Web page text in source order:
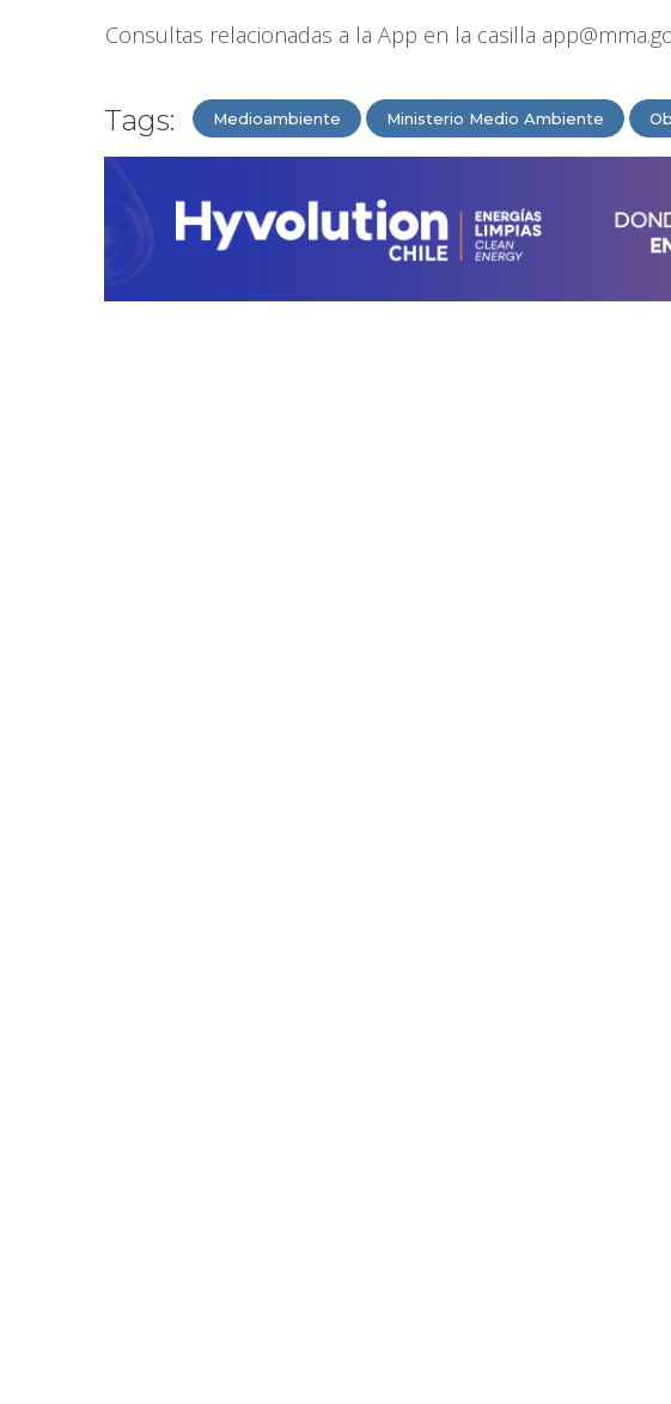
Consultas relacionadas a la App en la casilla
Tags: Medioambiente Ministerio Medio Ambiente